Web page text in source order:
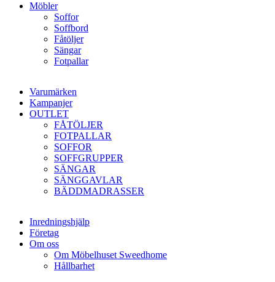
Möbler
Soffor
Soffbord
Fåtöljer
Sängar
Fotpallar
Varumärken
Kampanjer
OUTLET
FÅTÖLJER
FOTPALLAR
SOFFOR
SOFFGRUPPER
SÄNGAR
SÄNGGAVLAR
BÄDDMADRASSER
Inredningshjälp
Företag
Om oss
Om Möbelhuset Sweedhome
Hållbarhet